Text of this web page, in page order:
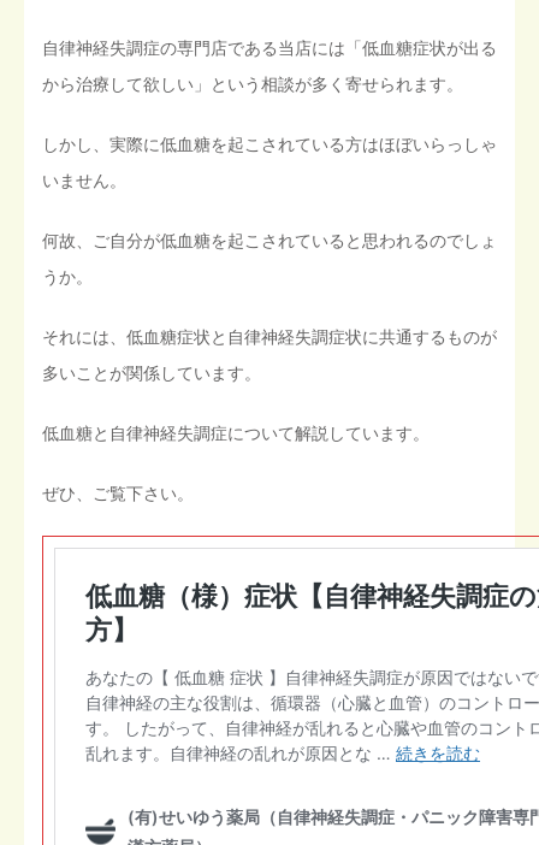
自律神経失調症の専門店である当店には「低血糖症状が出る
から治療して欲しい」という相談が多く寄せられます。
しかし、実際に低血糖を起こされている方はほぼいらっしゃ
いません。
何故、ご自分が低血糖を起こされていると思われるのでしょ
うか。
それには、低血糖症状と自律神経失調症状に共通するものが
多いことが関係しています。
低血糖と自律神経失調症について解説しています。
ぜひ、ご覧下さい。